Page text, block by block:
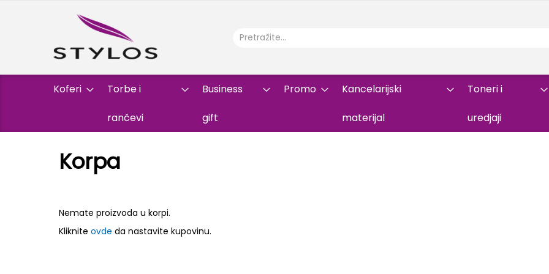
Koferi Torbe i
rančevi
Business
gift
Promo Kancelarijski
materijal
Toneri i
uredjaji
Korpa
Nemate proizvoda u korpi.
Kliknite ovde da nastavite kupovinu.